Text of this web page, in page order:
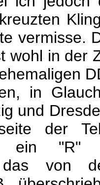
vermisse.
wohl in der
in
und
der
ein "R"
das von